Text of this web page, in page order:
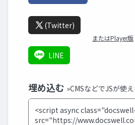
(Twitter)
またはPlayer版
LINE
埋め込む »CMSなどでJSが使